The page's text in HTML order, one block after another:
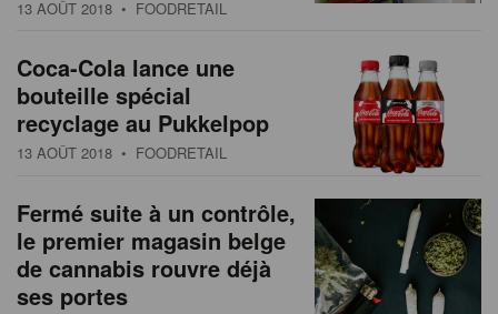
13 AOÛT 2018 • FOODRETAIL
Coca-Cola lance une
bouteille spécial
recyclage au Pukkelpop
13 AOÛT 2018 • FOODRETAIL
Fermé suite à un contrôle,
le premier magasin belge
de cannabis rouvre déjà
ses portes